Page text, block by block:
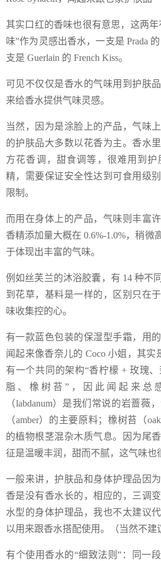
其实口红的香味也很有意思，这两
味”作为灵感出香水，一支是 Prada
支是 Guerlain 的 French Kiss。
可见不仅仅是香水的气味用到护肤
来给香水提供气味灵感。
当然，因为是涂脸上的产品，气味
的护肤品大多数以花香为主。香水
方花香调，甜食调等，很难用到
精，需要保证安全性达到可食用级
限制。
而用在身体上的产品，气味则丰富
香精添加量大概在 0.6%-1.0%，稍微
于体现出丰富的气味。
例如丝芙兰的沐浴胶囊，有 14 种不
到花草，基料是一样的，区别只在
味收集控的心。
有一款蓝色包装的保湿型手霜，用
闻起来像香奈儿的 Coco 小姐，其实
有一个共同的架构“香柠檬 + 玫瑰
脂、橡树苔”，因此闻起来总
（labdanum）是我们常说的岩蔷薇
（amber）的主要原料；橡树苔（
的植物根茎混杂木质气息。因为尾
征是温暖丰润，甜而不腻，这气味也
一般来讲，护肤品和身体护理品因
香是没有香水长的，相应的，三调
水型的身体护理品，我也不太建议
以用来跟香水搭配使用。（当然不
有个使用香水的“细致法则”：同一